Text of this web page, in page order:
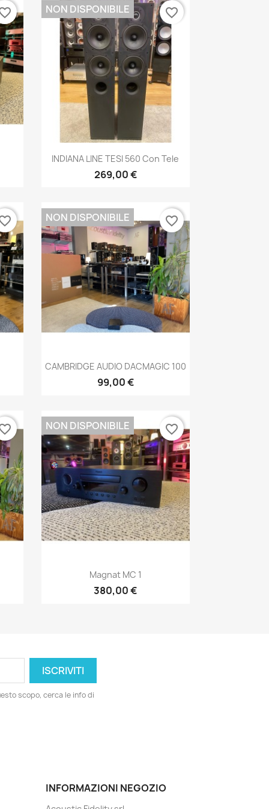
Anteprima
INDIANA LINE TESI 560 Con Tele
269,00 €
NON DISPONIBILE favorite_border
 Anteprima
CAMBRIDGE AUDIO DACMAGIC 100
99,00 €
NON DISPONIBILE favorite_border
Anteprima
Magnat MC 1
380,00 €
NON DISPONIBILE favorite_border
scopo, cerca le info di
INFORMAZIONI NEGOZIO